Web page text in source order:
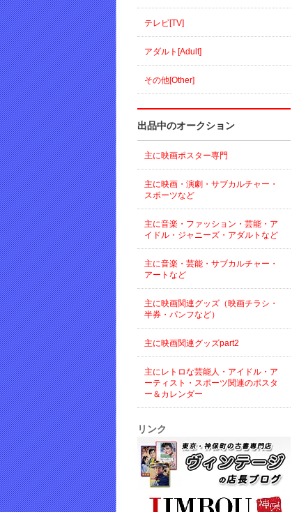
テレビ[TV]
アダルト[Adult]
その他[Other]
出品中のオークション
主に映画ポスター専門
主に映画・演劇・サブカルチャー・
スポーツなど
主に音楽・ファッション・芸能・ア
イドル・ジャニーズ・アダルトなど
主に音楽・芸能・サブカルチャー・
アートなど
主に映画関連グッズ（映画チラシ・
半券・パンフなど）
主に映画関連グッズpart2
主にレトロな芸能人・アイドル・ア
ーティスト・スポーツ関連のポスタ
ー＆カレンダー
リンク